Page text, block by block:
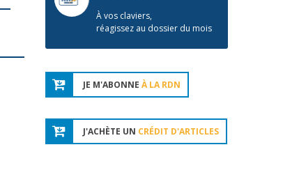
À vos claviers,
réagissez au dossier du mois
JE M'ABONNE À LA RDN
J'ACHÈTE UN CRÉDIT D'ARTICLES